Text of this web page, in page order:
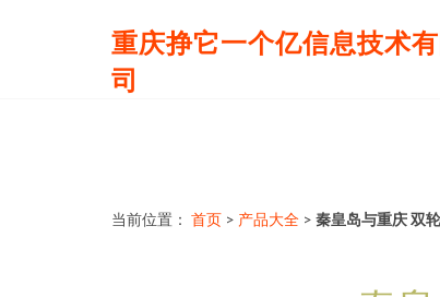
重庆挣它一个亿信息技术
司
当前位置： 首页 > 产品大全 > 秦皇岛与重庆 双